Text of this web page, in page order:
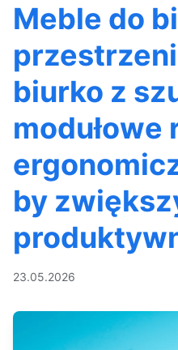
Meble do
biurko z
modułowe
by
23.05.2026